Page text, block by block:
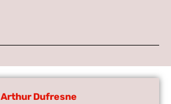
Arthur Dufresne